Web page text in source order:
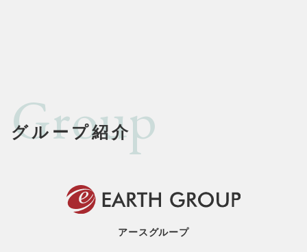
グループ紹介
Group
アースグループ